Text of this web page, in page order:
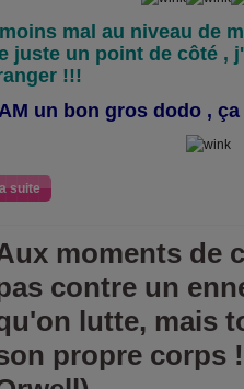
mal au niveau de
juste un point de côté ,
!!!
un bon gros dodo ,
suite
moments de
contre un
lutte, mais
propre corps